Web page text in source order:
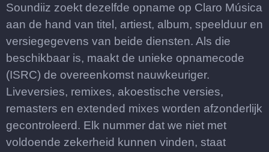
Soundiiz zoekt dezelfde opname op Claro Música
aan de hand van titel, artiest, album, speelduur en
versiegegevens van beide diensten. Als die
beschikbaar is, maakt de unieke opnamecode
(ISRC) de overeenkomst nauwkeuriger.
Liveversies, remixes, akoestische versies,
remasters en extended mixes worden afzonderlijk
gecontroleerd. Elk nummer dat we niet met
voldoende zekerheid kunnen vinden, staat